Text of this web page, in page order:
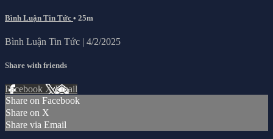
Bình Luận Tin Tức • 25m
Bình Luận Tin Tức | 4/2/2025
Share with friends
Facebook XEmail
Share on Facebook
Share on X
Share via Email